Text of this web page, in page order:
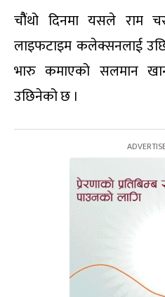
चौैंथो दिनमा यसले राम
लाइफटाइम कलेक्सनलाई
भारु कमाएको सलमान
उछिनेको छ ।